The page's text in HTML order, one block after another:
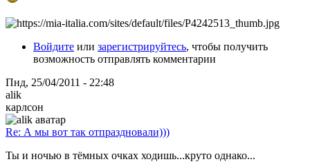
Войдите или зарегистрируйтесь, чтобы получить
возможность отправлять комментарии
Пнд, 25/04/2011 - 22:48
alik
карлсон
Re: А мы вот так отпраздновали)))
Ты и ночью в тёмных очках ходишь...круто однако...